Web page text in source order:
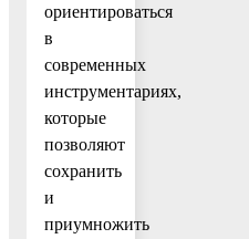
ориентироваться
в
современных
инструментариях,
которые
позволяют
сохранить
и
приумножить